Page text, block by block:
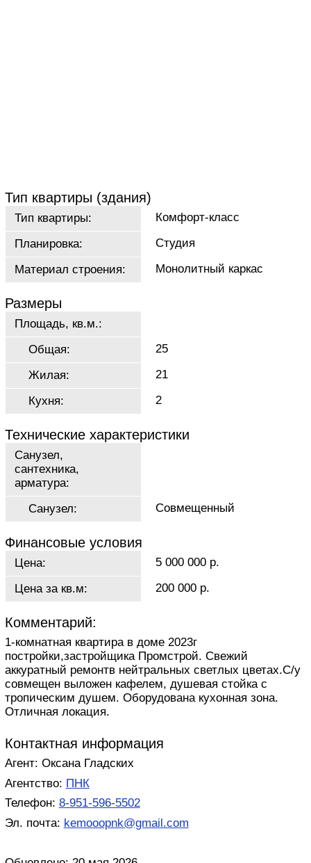
Тип квартиры (здания)
Тип квартиры:
Комфорт-класс
Планировка:
Студия
Материал строения:
Монолитный каркас
Размеры
Площадь, кв.м.:
Общая:
25
Жилая:
21
Кухня:
2
Технические характеристики
Санузел,
сантехника,
арматура:
Санузел:
Совмещенный
Финансовые условия
Цена:
5 000 000 р.
Цена за кв.м:
200 000 р.
Комментарий:
1-комнатная квартира в доме 2023г
постройки,застройщика Промстрой. Свежий
аккуратный ремонтв нейтральных светлых цветах.С/у
совмещен выложен кафелем, душевая стойка с
тропическим душем. Оборудована кухонная зона.
Отличная локация.
Контактная информация
Агент: Оксана Гладских
Агентство: ПНК
Телефон: 8-951-596-5502
Эл. почта: kemooopnk@gmail.com